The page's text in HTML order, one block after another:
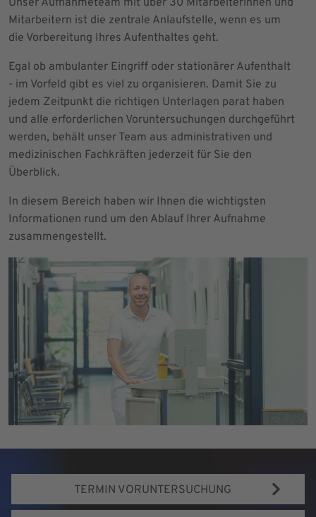
Mitarbeitern ist die zentrale Anlaufstelle, wenn es um
die Vorbereitung Ihres Aufenthaltes geht.
Egal ob ambulanter Eingriff oder stationärer Aufenthalt
- im Vorfeld gibt es viel zu organisieren. Damit Sie zu
jedem Zeitpunkt die richtigen Unterlagen parat haben
und alle erforderlichen Voruntersuchungen durchgeführt
werden, behält unser Team aus administrativen und
medizinischen Fachkräften jederzeit für Sie den
Überblick.
In diesem Bereich haben wir Ihnen die wichtigsten
Informationen rund um den Ablauf Ihrer Aufnahme
zusammengestellt.
TERMIN VORUNTERSUCHUNG